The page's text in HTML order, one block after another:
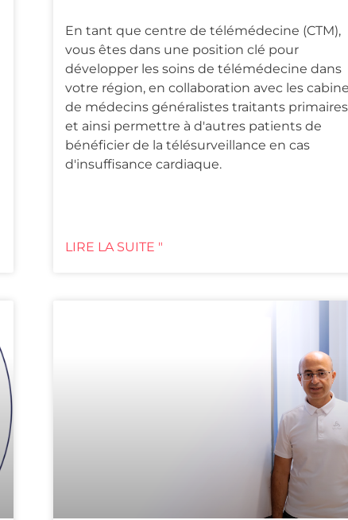
En tant que centre de télémédecine (CTM),
vous êtes dans une position clé pour
développer les soins de télémédecine dans
votre région, en collaboration avec les
de médecins généralistes traitants
et ainsi permettre à d'autres patients de
bénéficier de la télésurveillance en cas
d'insuffisance cardiaque.
LIRE LA SUITE "